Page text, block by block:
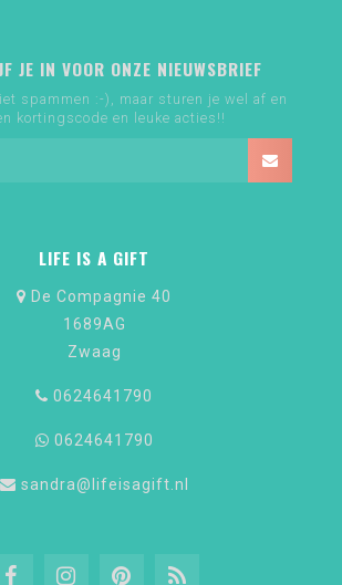
JE IN VOOR ONZE NIEUWSBRIEF
spammen :-), maar sturen je wel af en
kortingscode en leuke acties!!
LIFE IS A GIFT
De Compagnie 40
1689AG
Zwaag
0624641790
0624641790
sandra@lifeisagift.nl